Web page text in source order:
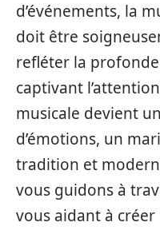
d’événements, la
doit être
refléter la
captivant
musicale devient
d’émotions, un
tradition et
vous guidons à
vous aidant à